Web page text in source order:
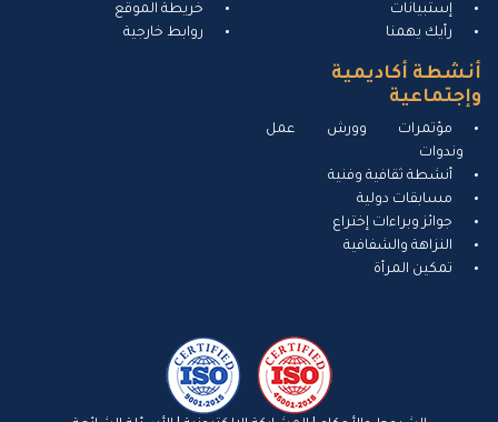
إستبيانات
رأيك يهمنا
خريطة الموقع
روابط خارجية
أكاديمية
مؤتمرات وورش عمل
وندوات
أنشطة ثقافية وفنية
مسابقات دولية
جوائز وبراءات إختراع
النزاهة والشفافية
تمكين المرأة